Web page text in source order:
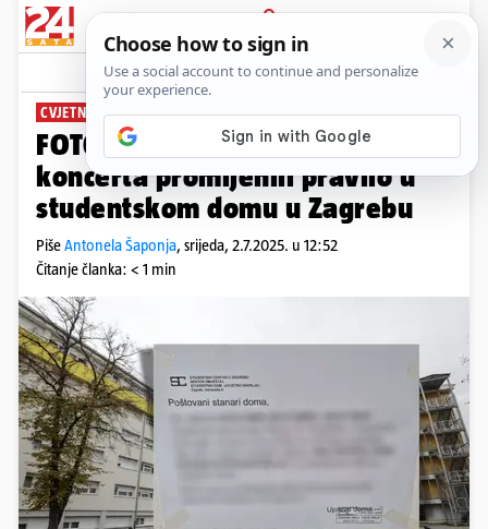
PRIJAVA
News Komentari
CVJETNO NASELJE
FOTO Zbog Thompsonovog
koncerta promijenili pravilo u
studentskom domu u Zagrebu
PišeAntonela Šaponja, srijeda, 2.7.2025. u 12:52
Čitanje članka: < 1 min